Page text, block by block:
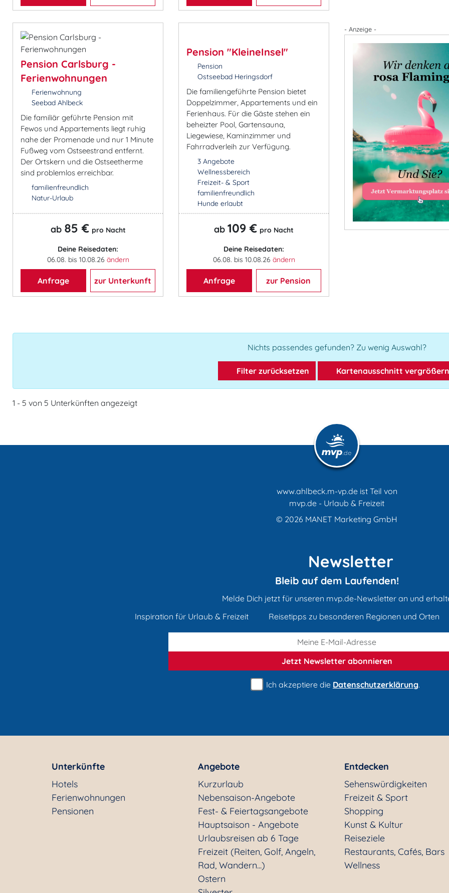
Pension Carlsburg -
Ferienwohnungen
Ferienwohnung
Seebad Ahlbeck
Die familiär geführte Pension mit
Fewos und Appartements liegt ruhig
nahe der Promenade und nur 1 Minute
Fußweg vom Ostseestrand entfernt.
Der Ortskern und die Ostseetherme
sind problemlos erreichbar.
familienfreundlich
Natur-Urlaub
ab 85 € pro Nacht
Deine Reisedaten:
06.08. bis 10.08.26 ändern
Anfrage zur Unterkunft
Pension "KleineInsel"
Pension
Ostseebad Heringsdorf
Die familiengeführte Pension bietet
Doppelzimmer, Appartements und ein
Ferienhaus. Für die Gäste stehen ein
beheizter Pool, Gartensauna,
Liegewiese, Kaminzimmer und
Fahrradverleih zur Verfügung.
3 Angebote
Wellnessbereich
Freizeit- & Sport
familienfreundlich
Hunde erlaubt
ab 109 € pro Nacht
Deine Reisedaten:
06.08. bis 10.08.26 ändern
Anfrage zur Pension
- Anzeige -
Nichts passendes gefunden? Zu wenig Auswahl?
Filter zurücksetzen Kartenausschnitt vergrößern
1 - 5 von 5 Unterkünften angezeigt
www.ahlbeck.m-vp.de ist Teil von
mvp.de - Urlaub & Freizeit
© 2026 MANET Marketing GmbH
Newsletter
Bleib auf dem Laufenden!
Melde Dich jetzt für unseren mvp.de-Newsletter an und
Inspiration für Urlaub & Freizeit
Reisetipps zu besonderen Regionen und Orten
Jetzt Newsletterabonnieren
Ich akzeptiere die Datenschutzerklärung.
Unterkünfte
Hotels
Ferienwohnungen
Pensionen
Angebote
Kurzurlaub
Nebensaison-Angebote
Fest- & Feiertagsangebote
Hauptsaison - Angebote
Urlaubsreisen ab 6 Tage
Freizeit (Reiten, Golf, Angeln,
Rad, Wandern...)
Ostern
Entdecken
Sehenswürdigkeiten
Freizeit & Sport
Shopping
Kunst & Kultur
Reiseziele
Restaurants, Cafés, Bars
Wellness